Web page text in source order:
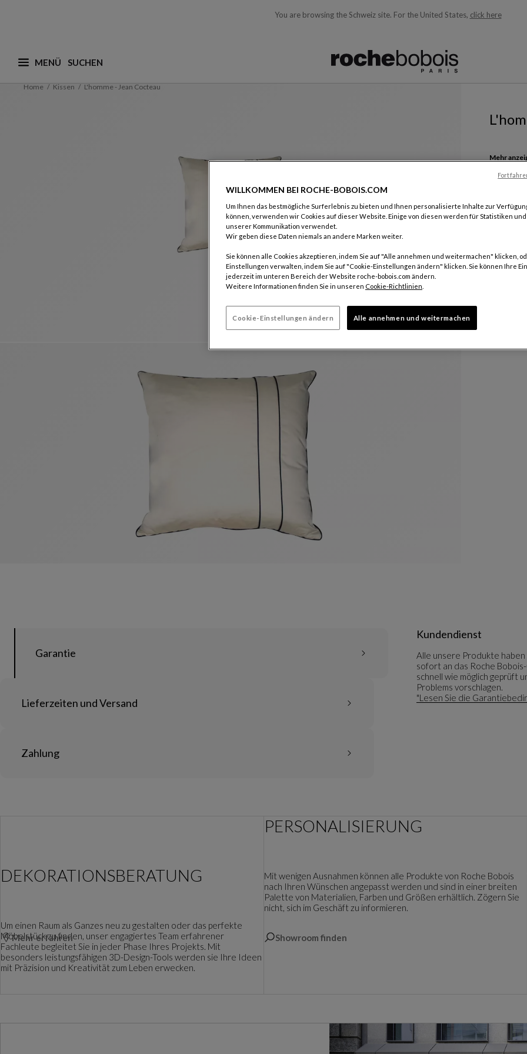
You are browsing the Schweiz site. For the United States, click here
MENÜ
Was suchen Sie ? (vorschläge werden nachstehend angezeigt und laufend aktualisiert, während Sie den Suchbegriff
Home Kissen L'homme - Jean Cocteau
Mehr
B. 65 X H.
Preise
Garantie
Kundendienst
Alle unsere Produkte haben
sofort an das Roche
schnell wie möglich geprüft
Problems vorschlagen.
"Lesen Sie die
Lieferzeiten und Versand
Zahlung
DEKORATIONSBERATUNG
Um einen Raum als Ganzes neu zu gestalten oder das perfekte
Möbelstück zu finden, unser engagiertes Team erfahrener
Fachleute begleitet Sie in jeder Phase Ihres Projekts. Mit
besonders leistungsfähigen 3D-Design-Tools werden sie Ihre Ideen
mit Präzision und Kreativität zum Leben erwecken.
Mehr erfahren
PERSONALISIERUNG
Mit wenigen Ausnahmen können alle Produkte von Roche Bobois
nach Ihren Wünschen angepasst werden und sind in einer breiten
Palette von Materialien, Farben und Größen erhältlich. Zögern Sie
nicht, sich im Geschäft zu informieren.
Showroom finden
WILLKOMMEN BEI ROCHE-BOBOIS.COM
Um Ihnen das bestmögliche Surferlebnis zu bieten und Ihnen personalisierte Inhalte zur
können, verwenden wir Cookies auf dieser Website. Einige von diesen werden für Statistiken
unserer Kommunikation verwendet.
Wir geben diese Daten niemals an andere Marken weiter.
Sie können alle Cookies akzeptieren, indem Sie auf "Alle annehmen und weitermachen" klicken,
Einstellungen verwalten, indem Sie auf "Cookie-Einstellungen ändern" klicken. Sie können Ihre
jederzeit im unteren Bereich der Website roche-bobois.com ändern.
Weitere Informationen finden Sie in unseren Cookie-Richtlinien
Cookie-Einstellungen ändern Alle annehmen und weitermachen